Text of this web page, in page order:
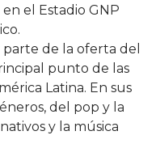
el Estadio GNP
de la oferta del
punto de las
Latina. En sus
del pop y la
y la música